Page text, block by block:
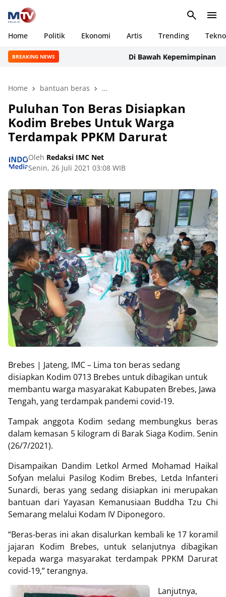
Home Politik Ekonomi Artis Trending Tekno
BREAKING NEWS Di Bawah Kepemimpinan
Home bantuan beras bantuan Yayasan Buddha Tzu Chi
Puluhan Ton Beras Disiapkan
Kodim Brebes Untuk Warga
Terdampak PPKM Darurat
Oleh Redaksi IMC Net
Senin, 26 Juli 2021 03:08 WIB
Brebes | Jateng, IMC – Lima ton beras sedang
disiapkan Kodim 0713 Brebes untuk dibagikan untuk
membantu warga masyarakat Kabupaten Brebes, Jawa
Tengah, yang terdampak pandemi covid-19.
Tampak anggota Kodim sedang membungkus beras
dalam kemasan 5 kilogram di Barak Siaga Kodim. Senin
(26/7/2021).
Disampaikan Dandim Letkol Armed Mohamad Haikal
Sofyan melalui Pasilog Kodim Brebes, Letda Infanteri
Sunardi, beras yang sedang disiapkan ini merupakan
bantuan dari Yayasan Kemanusiaan Buddha Tzu Chi
Semarang melalui Kodam IV Diponegoro.
“Beras-beras ini akan disalurkan kembali ke 17 koramil
jajaran Kodim Brebes, untuk selanjutnya dibagikan
kepada warga masyarakat terdampak PPKM Darurat
covid-19,” terangnya.
Lanjutnya,